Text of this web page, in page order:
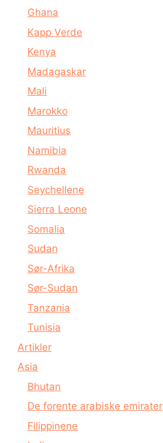
Ghana
Kapp Verde
Kenya
Madagaskar
Mali
Marokko
Mauritius
Namibia
Rwanda
Seychellene
Sierra Leone
Somalia
Sudan
Sør-Afrika
Sør-Sudan
Tanzania
Tunisia
Artikler
Asia
Bhutan
De forente arabiske emirater
Filippinene